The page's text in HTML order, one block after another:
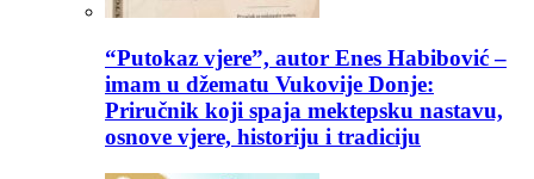
“Putokaz vjere”, autor Enes Habibović –
imam u džematu Vukovije Donje:
Priručnik koji spaja mektepsku nastavu,
osnove vjere, historiju i tradiciju